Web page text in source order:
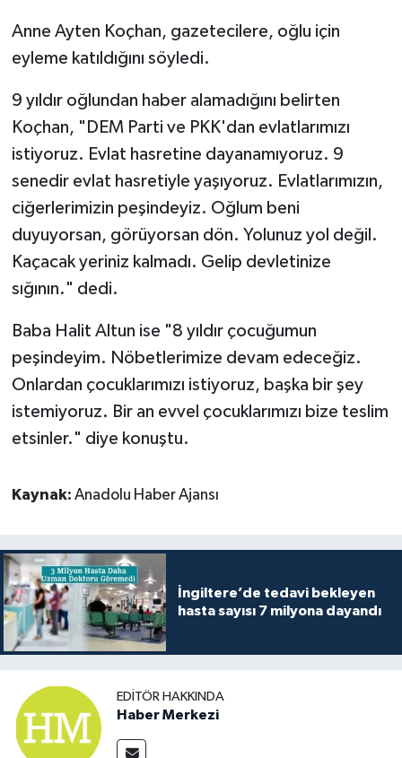
Anne Ayten Koçhan, gazetecilere, oğlu için
eyleme katıldığını söyledi.
9 yıldır oğlundan haber alamadığını belirten
Koçhan, "DEM Parti ve PKK'dan evlatlarımızı
istiyoruz. Evlat hasretine dayanamıyoruz. 9
senedir evlat hasretiyle yaşıyoruz. Evlatlarımızın,
ciğerlerimizin peşindeyiz. Oğlum beni
duyuyorsan, görüyorsan dön. Yolunuz yol değil.
Kaçacak yeriniz kalmadı. Gelip devletinize
sığının." dedi.
Baba Halit Altun ise "8 yıldır çocuğumun
peşindeyim. Nöbetlerimize devam edeceğiz.
Onlardan çocuklarımızı istiyoruz, başka bir şey
istemiyoruz. Bir an evvel çocuklarımızı bize teslim
etsinler." diye konuştu.​​​​​​​
Kaynak: Anadolu Haber Ajansı
İngiltere’de tedavi bekleyen
hasta sayısı 7 milyona dayandı
EDITÖR HAKKINDA
Haber Merkezi